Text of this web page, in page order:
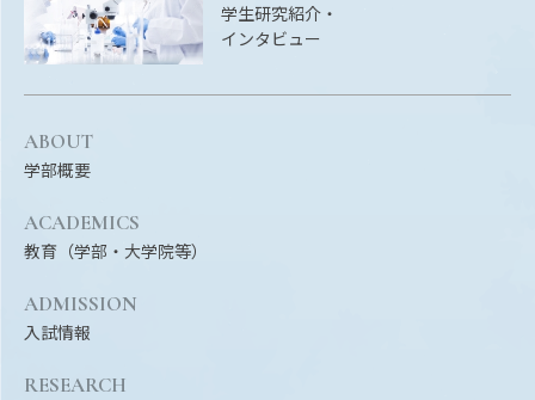
学生研究紹介・
インタビュー
ABOUT
学部概要
ACADEMICS
教育（学部・大学院等）
ADMISSION
入試情報
RESEARCH